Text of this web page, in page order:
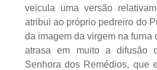
veicula uma versão
atribui ao próprio pedreiro do
da imagem da virgem na furna
atrasa em muito a difusão
Senhora dos Remédios, que